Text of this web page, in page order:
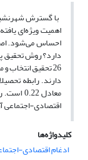
با گسترش
اهمیت ویژه‌ای
احساس می‌شود.
26 تحقیق
اقتصادی-اجتماعی
کلیدواژه‌ها
ادغام اقتصادی-